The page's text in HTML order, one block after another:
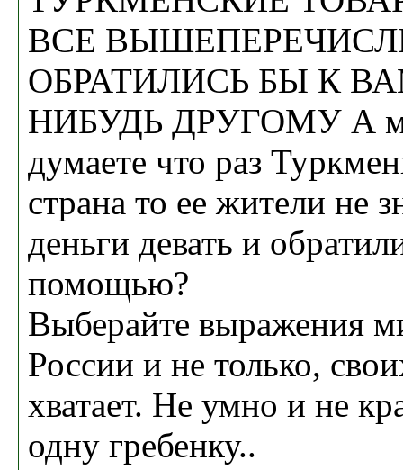
ВСЕ
ОБРАТИЛИСЬ БЫ К
НИБУДЬ ДРУГОМУ А
думаете что раз
страна то ее жители не
деньги девать и
помощью?
Выберайте выражения
России и не только,
хватает. Не умно и не
одну гребенку..